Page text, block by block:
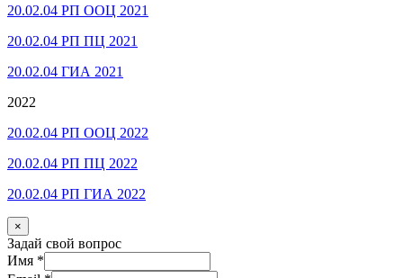
20.02.04 РП ООЦ 2021
20.02.04 РП ПЦ 2021
20.02.04 ГИА 2021
2022
20.02.04 РП ООЦ 2022
20.02.04 РП ПЦ 2022
20.02.04 РП ГИА 2022
×
Задай свой вопрос
Имя *